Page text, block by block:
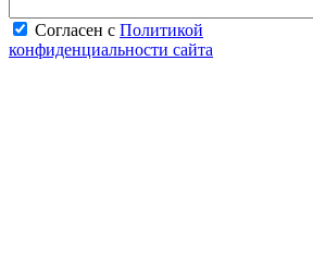
Согласен с Политикой
конфиденциальности сайта